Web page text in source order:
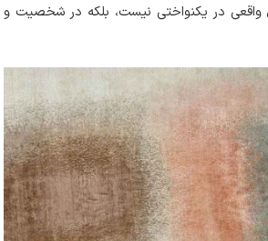
واقعی در یکنواختی نیست، بلکه در شخصیت و